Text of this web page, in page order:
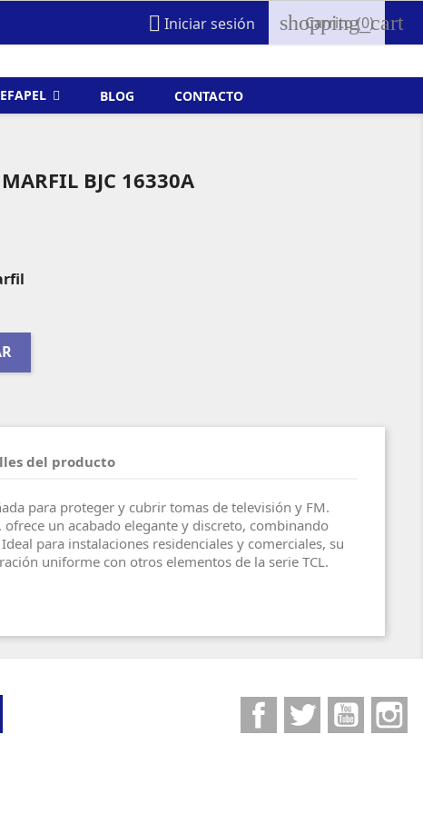
 Iniciar sesión shopping_cart
Carrito(0)
BLOG CONTACTO
BJC 16330A
del producto
para proteger y cubrir tomas de televisión y FM.
un acabado elegante y discreto, combinando
para instalaciones residenciales y comerciales, su
uniforme con otros elementos de la serie TCL.
FacebookTwitter YouTube